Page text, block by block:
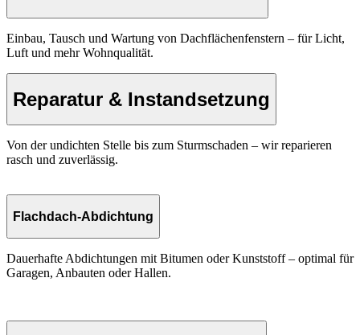
Einbau, Tausch und Wartung von Dachflächenfenstern – für Licht,
Luft und mehr Wohnqualität.
Reparatur & Instandsetzung
Von der undichten Stelle bis zum Sturmschaden – wir reparieren
rasch und zuverlässig.
Flachdach-Abdichtung
Dauerhafte Abdichtungen mit Bitumen oder Kunststoff – optimal für
Garagen, Anbauten oder Hallen.